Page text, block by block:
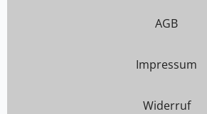
AGB
Impressum
Widerruf